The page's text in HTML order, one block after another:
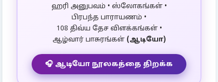
ஹரி அனுபவம் • ஸ்லோகங்கள் •
பிரபந்த பாராயணம் •
108 திவ்ய தேச விளக்கங்கள் •
ஆழ்வார் பாசுரங்கள் (ஆடியோ)
🎧 ஆடியோ நூலகத்தை திறக்க